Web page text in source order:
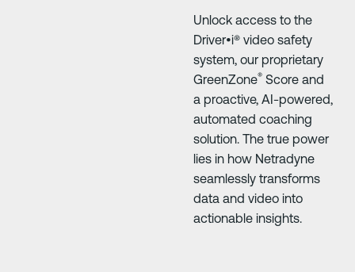
Unlock access to the
Driver•i® video safety
system, our proprietary
GreenZone® Score and
a proactive, AI-powered,
automated coaching
solution. The true power
lies in how Netradyne
seamlessly transforms
data and video into
actionable insights.